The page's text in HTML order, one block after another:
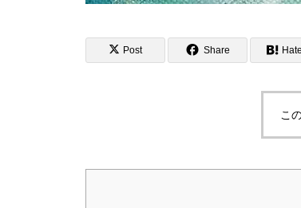
Post Share
こ